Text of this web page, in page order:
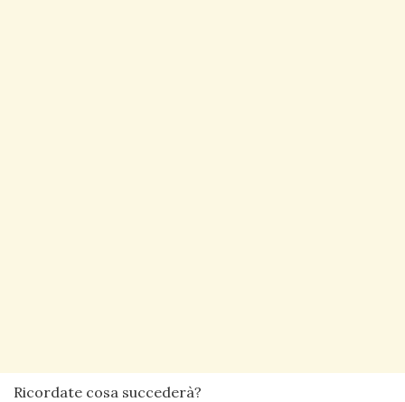
Ricordate cosa succederà?